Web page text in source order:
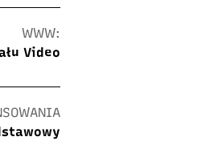
WWW:
Video